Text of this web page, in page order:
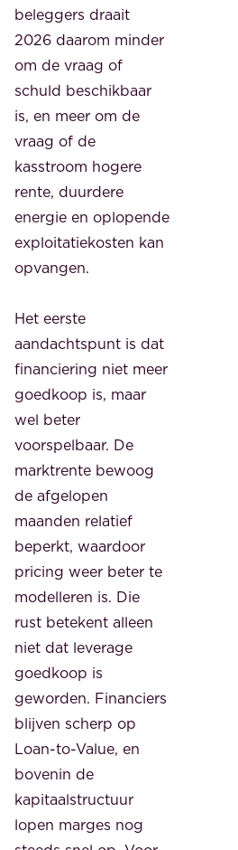
beleggers draait
2026 daarom minder
om de vraag of
schuld beschikbaar
is, en meer om de
vraag of de
kasstroom hogere
rente, duurdere
energie en oplopende
exploitatiekosten kan
opvangen.
Het eerste
aandachtspunt is dat
financiering niet meer
goedkoop is, maar
wel beter
voorspelbaar. De
marktrente bewoog
de afgelopen
maanden relatief
beperkt, waardoor
pricing weer beter te
modelleren is. Die
rust betekent alleen
niet dat leverage
goedkoop is
geworden. Financiers
blijven scherp op
Loan-to-Value, en
bovenin de
kapitaalstructuur
lopen marges nog